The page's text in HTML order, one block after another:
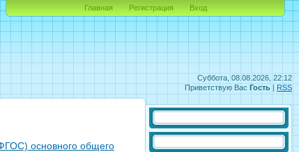
Суббота, 08.08.2026, 22:12
Приветствую Вас Гость | RSS
Главная Регистрация Вход
основного общего